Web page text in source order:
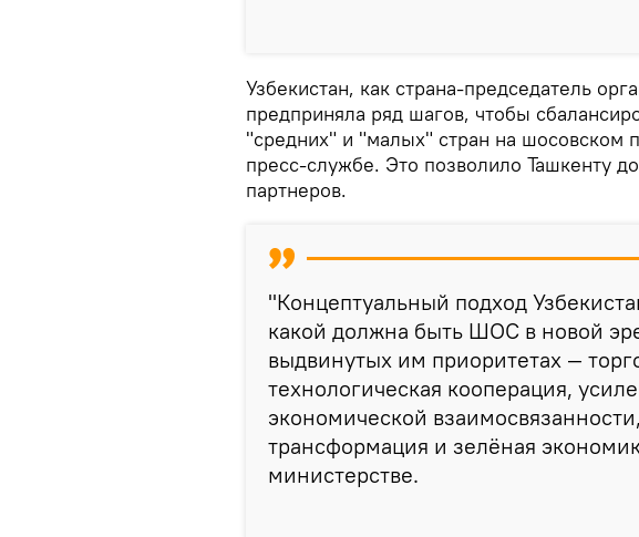
Узбекистан, как страна-председатель
предприняла ряд шагов, чтобы
"средних" и "малых" стран на шосовском
пресс-службе. Это позволило Ташкенту
партнеров.
"Концептуальный подход
какой должна быть ШОС в новой
выдвинутых им приоритетах —
технологическая кооперация,
экономической
трансформация и зелёная
министерстве.